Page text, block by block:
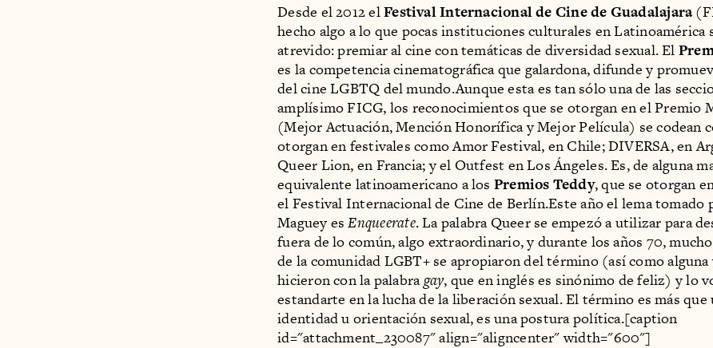
Desde el 2012 elFestival Internacional de Cine de Guadalajara
hecho algo a lo que pocas instituciones culturales en Latinoamérica
atrevido: premiar al cine con temáticas de diversidad sexual. El
es la competencia cinematográfica que galardona, difunde y
del cine LGBTQ del mundo.Aunque esta es tan sólo una de las
amplísimo FICG, los reconocimientos que se otorgan en el Premio
(Mejor Actuación, Mención Honorífica y Mejor Película) se codean
otorgan en festivales como Amor Festival, en Chile; DIVERSA, en
Queer Lion, en Francia; y el Outfest en Los Ángeles. Es, de alguna
equivalente latinoamericano a los Premios Teddy, que se otorgan
el Festival Internacional de Cine de Berlín.Este año el lema tomado
Maguey esEnqueerate. La palabra Queer se empezó a utilizar para
fuera de lo común, algo extraordinario, y durante los años 70,
de la comunidad LGBT+ se apropiaron del término (así como alguna
hicieron con la palabragay, que en inglés es sinónimo de feliz) y lo
estandarte en la lucha de la liberación sexual. El término es más que
identidad u orientación sexual, es una postura política.[caption
id="attachment_230087" align="aligncenter" width="600"]